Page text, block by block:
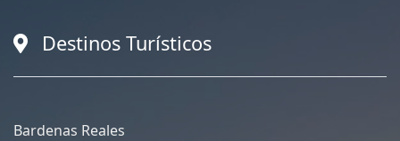
Destinos Turísticos
Bardenas Reales